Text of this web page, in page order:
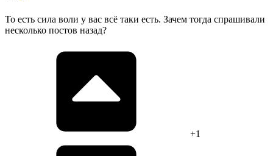
То есть сила воли у вас всё таки есть. Зачем тогда спрашивали
несколько постов назад?
+1